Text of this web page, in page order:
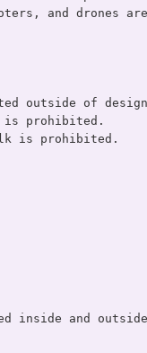
and drones
outside of
is prohibited.
is prohibited.
and outside